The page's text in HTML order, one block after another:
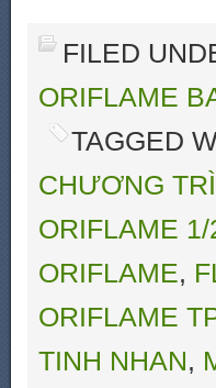
FILED
ORIFLAME
TAGGED
CHƯƠNG
ORIFLAME 1/
ORIFLAME,
ORIFLAME
TINH NHAN,